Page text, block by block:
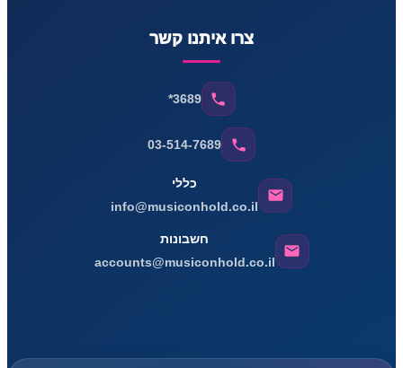
צרו איתנו קשר
*3689
03-514-7689
כללי
info@musiconhold.co.il
חשבונות
accounts@musiconhold.co.il